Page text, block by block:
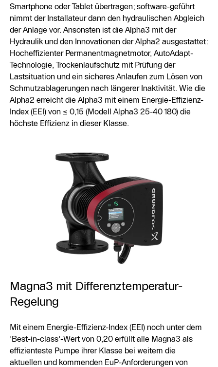
Smartphone oder Tablet übertragen; software-geführt
nimmt der Installateur dann den hydraulischen Abgleich
der Anlage vor. Ansonsten ist die Alpha3 mit der
Hydraulik und den Innovationen der Alpha2 ausgestattet:
Hocheffizienter Permanentmagnetmotor, AutoAdapt-
Technologie, Trockenlaufschutz mit Prüfung der
Lastsituation und ein sicheres Anlaufen zum Lösen von
Schmutzablagerungen nach längerer Inaktivität. Wie die
Alpha2 erreicht die Alpha3 mit einem Energie-Effizienz-
Index (EEI) von ≤ 0,15 (Modell Alpha3 25-40 180) die
höchste Effizienz in dieser Klasse.
Magna3 mit Differenztemperatur-
Regelung
Mit einem Energie-Effizienz-Index (EEI) noch unter dem
'Best-in-class'-Wert von 0,20 erfüllt alle Magna3 als
effizienteste Pumpe ihrer Klasse bei weitem die
aktuellen und kommenden EuP-Anforderungen von